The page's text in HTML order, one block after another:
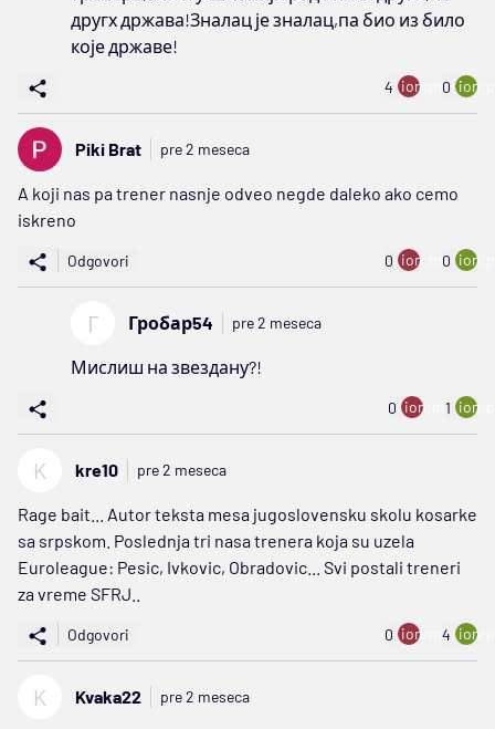
другх држава!Зналац је зналац,па био из било
које државе!
4 ion:minus
0
Piki Brat pre 2 meseca
A koji nas pa trener nasnje odveo negde daleko ako cemo
iskreno
Odgovori 0 ion:minus
0
Г Гробар54 pre 2 meseca
Мислиш на звездану?!
0 ion:minus
1
K kre10 pre 2 meseca
Rage bait... Autor teksta mesa jugoslovensku skolu kosarke
sa srpskom. Poslednja tri nasa trenera koja su uzela
Euroleague: Pesic, Ivkovic, Obradovic... Svi postali treneri
za vreme SFRJ..
Odgovori 0 ion:minus
4
K Kvaka22 pre 2 meseca